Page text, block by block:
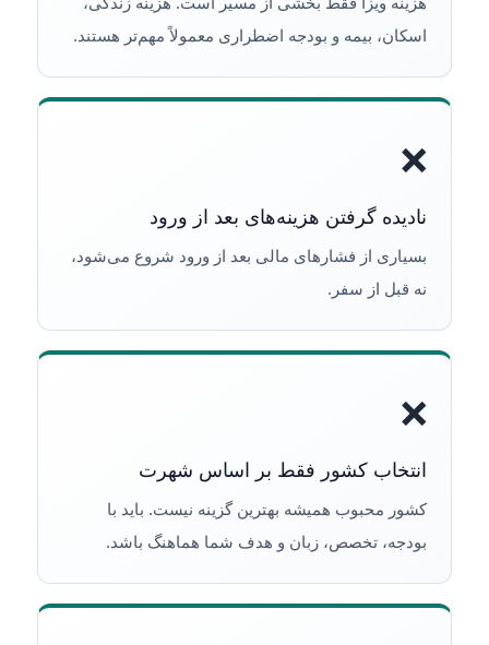
اسکان، بیمه و بودجه اضطراری معمولاً مهم‌تر هستند.
❌
نادیده گرفتن هزینه‌های بعد از ورود
بسیاری از فشارهای مالی بعد از ورود شروع می‌شود،
نه قبل از سفر.
❌
انتخاب کشور فقط بر اساس شهرت
کشور محبوب همیشه بهترین گزینه نیست. باید با
بودجه، تخصص، زبان و هدف شما هماهنگ باشد.